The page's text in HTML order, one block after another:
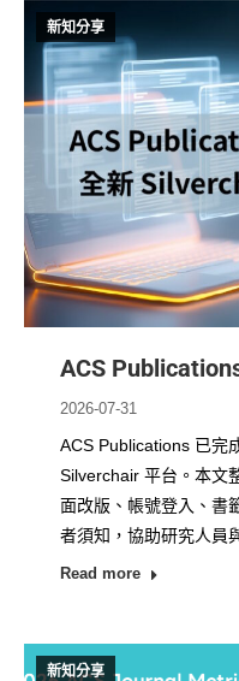
新知分享
ACS
2026-07-31
ACS Publications 已完
Silverchair 平台。本文
面改版、帳號登入、書
者須知，協助研究人員
Read more
新知分享